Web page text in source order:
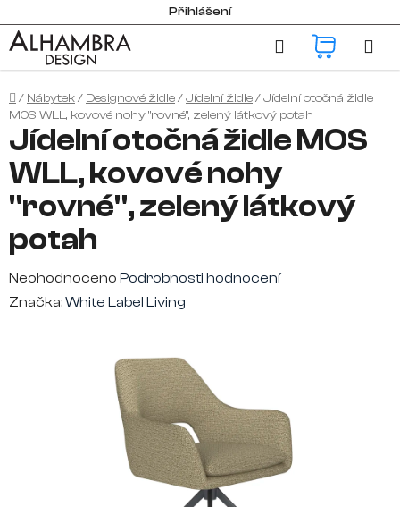
na
obsah
Přihlášení
Hledat
Domů
/ Nábytek/ Designové židle/Jídelní židle/Jídelní otočná židle
MOS WLL, kovové nohy "rovné", zelený látkový potah
Jídelní otočná židle MOS
WLL, kovové nohy
"rovné", zelený látkový
potah
Průměrné
hodnocení
Neohodnoceno Podrobnosti hodnocení
Značka:White Label Living